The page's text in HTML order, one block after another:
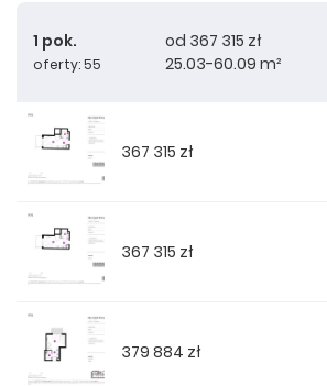
1 pok.
oferty: 55
od 367 315 zł
25.03-60.09 m²
367 315 zł
367 315 zł
379 884 zł